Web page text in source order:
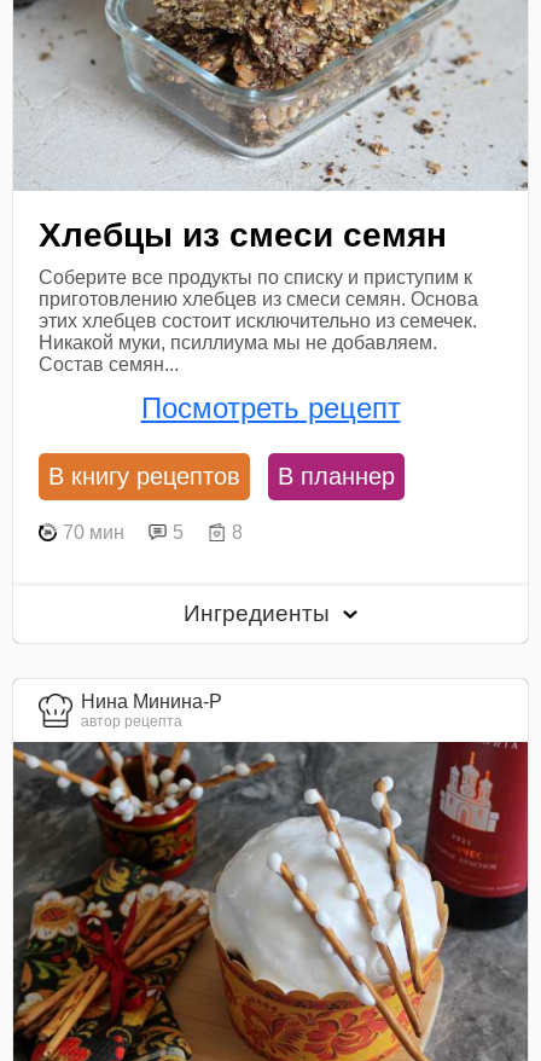
Хлебцы из смеси семян
Соберите все продукты по списку и приступим к
приготовлению хлебцев из смеси семян. Основа
этих хлебцев состоит исключительно из семечек.
Никакой муки, псиллиума мы не добавляем.
Состав семян...
Посмотреть рецепт
В книгу рецептов В планнер
70 мин 5 8
Ингредиенты
Нина Минина-Р
автор рецепта